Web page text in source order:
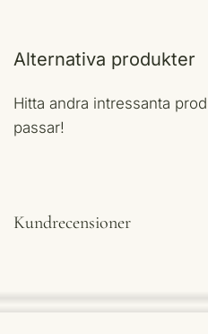
Alternativa produkter
Hitta andra intressanta
passar!
Kundrecensioner